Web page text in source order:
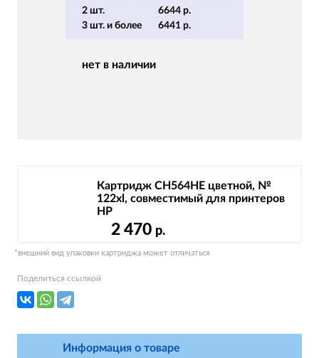
2 шт.
6644 р.
3 шт. и более
6441 р.
нет в наличии
Картридж CH564HE цветной, №
122xl, совместимый для принтеров
HP
2 470 р.
*внешний вид упаковки картриджа может отличаться
Поделиться ссылкой
Информация о товаре